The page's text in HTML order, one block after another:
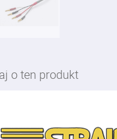
o ten produkt